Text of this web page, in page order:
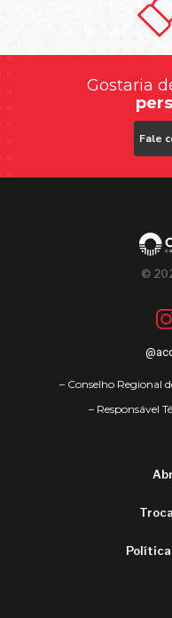
Gostaria
Fale
©
– Conselho Regional
– Responsável